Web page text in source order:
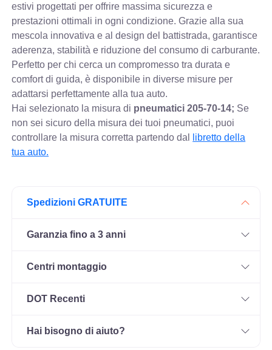
estivi progettati per offrire massima sicurezza e
prestazioni ottimali in ogni condizione. Grazie alla sua
mescola innovativa e al design del battistrada, garantisce
aderenza, stabilità e riduzione del consumo di carburante.
Perfetto per chi cerca un compromesso tra durata e
comfort di guida, è disponibile in diverse misure per
adattarsi perfettamente alla tua auto.
Hai selezionato la misura di pneumatici205-70-14; Se
non sei sicuro della misura dei tuoi pneumatici, puoi
controllare la misura corretta partendo dal
libretto della
tua auto.
Spedizioni GRATUITE
Garanzia fino a 3 anni
Centri montaggio
DOT Recenti
Hai bisogno di aiuto?